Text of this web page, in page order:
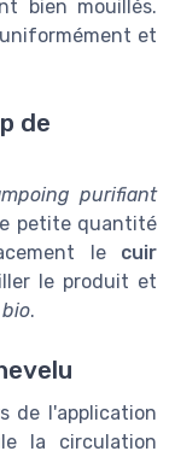
bien mouillés.
et
de
purifiant
petite quantité
le cuir
le produit et
.
de l'application
la circulation